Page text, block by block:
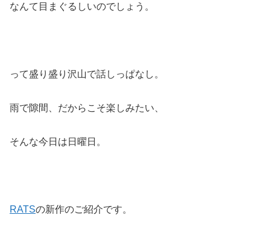
なんて目まぐるしいのでしょう。
って盛り盛り沢山で話しっぱなし。
雨で隙間、だからこそ楽しみたい、
そんな今日は日曜日。
RATSの新作のご紹介です。